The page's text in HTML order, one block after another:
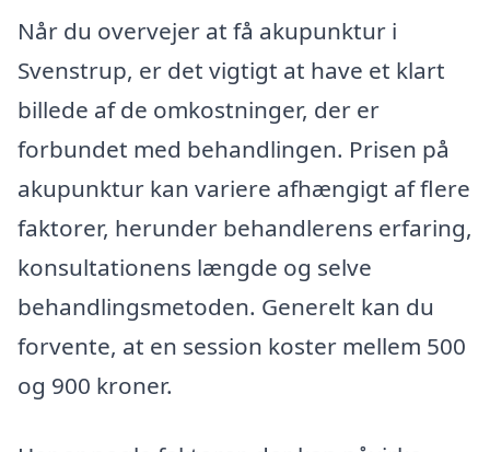
Når du overvejer at få akupunktur i
Svenstrup, er det vigtigt at have et klart
billede af de omkostninger, der er
forbundet med behandlingen. Prisen på
akupunktur kan variere afhængigt af flere
faktorer, herunder behandlerens erfaring,
konsultationens længde og selve
behandlingsmetoden. Generelt kan du
forvente, at en session koster mellem 500
og 900 kroner.